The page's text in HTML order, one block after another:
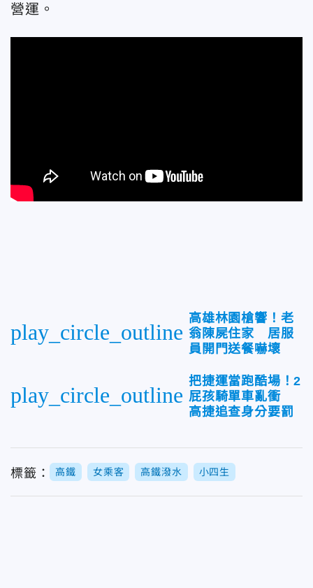
營運。
play_circle_outline
高雄林園槍響！老
翁陳屍住家 居服
員開門送餐嚇壞
play_circle_outline
把捷運當跑酷場！2
屁孩騎單車亂衝
高捷追查身分要罰
標籤： 高鐵 女乘客 高鐵潑水 小四生